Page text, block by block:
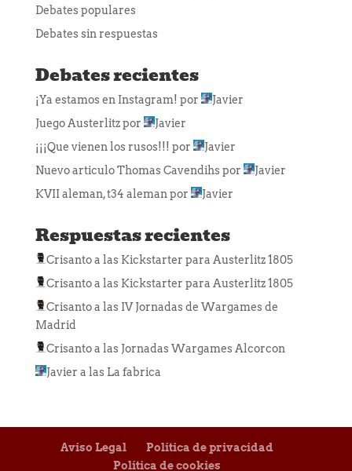
Debates populares
Debates sin respuestas
Debates recientes
¡Ya estamos en Instagram! por
Javier
Juego Austerlitzpor
Javier
¡¡¡Que vienen los rusos!!! por
Javier
Nuevo articulo Thomas Cavendihspor
Javier
KVII aleman, t34 alemanpor Javier
Respuestas recientes
Crisantoa las Kickstarter para Austerlitz 1805
Crisantoa las Kickstarter para Austerlitz 1805
Crisantoa las IV Jornadas de Wargames de
Madrid
Crisantoa las Jornadas Wargames Alcorcon
Javier a las La fabrica
Aviso Legal
Política de privacidad
Política de cookies